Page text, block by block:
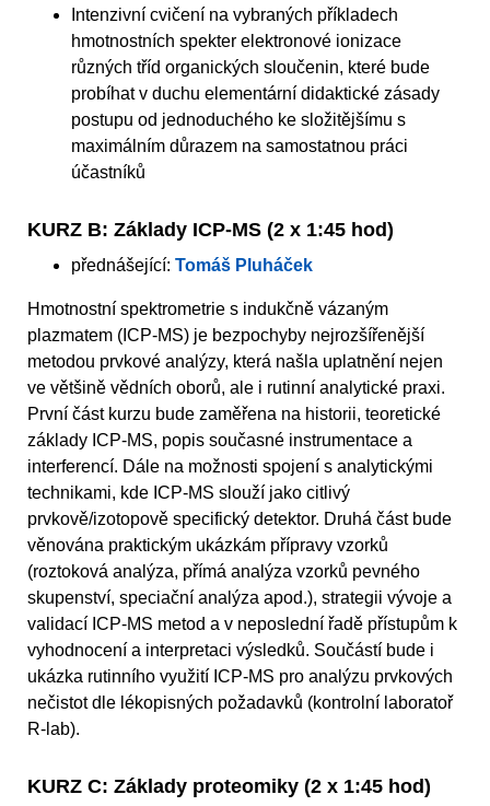
Intenzivní cvičení na vybraných příkladech
hmotnostních spekter elektronové ionizace
různých tříd organických sloučenin, které bude
probíhat v duchu elementární didaktické zásady
postupu od jednoduchého ke složitějšímu s
maximálním důrazem na samostatnou práci
účastníků
KURZ B: Základy ICP-MS (2 x 1:45 hod)
přednášející: Tomáš Pluháček
Hmotnostní spektrometrie s indukčně vázaným
plazmatem (ICP-MS) je bezpochyby nejrozšířenější
metodou prvkové analýzy, která našla uplatnění nejen
ve většině vědních oborů, ale i rutinní analytické praxi.
První část kurzu bude zaměřena na historii, teoretické
základy ICP-MS, popis současné instrumentace a
interferencí. Dále na možnosti spojení s analytickými
technikami, kde ICP-MS slouží jako citlivý
prvkově/izotopově specifický detektor. Druhá část bude
věnována praktickým ukázkám přípravy vzorků
(roztoková analýza, přímá analýza vzorků pevného
skupenství, speciační analýza apod.), strategii vývoje a
validací ICP-MS metod a v neposlední řadě přístupům k
vyhodnocení a interpretaci výsledků. Součástí bude i
ukázka rutinního využití ICP-MS pro analýzu prvkových
nečistot dle lékopisných požadavků (kontrolní laboratoř
R-lab).
KURZ C: Základy proteomiky (2 x 1:45 hod)